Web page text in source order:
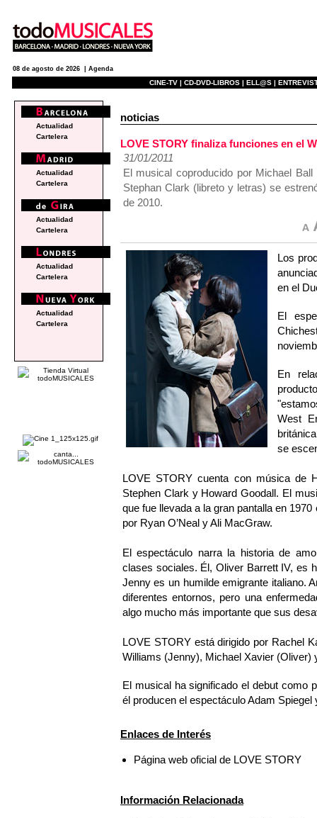
08 de agosto de 2026 | Agenda
CINE-TV | CD-DVD-LIBROS | ELL@S |
noticias
LOVE STORY finaliza funciones en el
31/01/2011
El musical coproducido por Michael
Stephan Clark (libreto y letras) se
de 2010.
Los
en el
El
En
West
se
LOVE STORY cuenta con música de
Stephen Clark y Howard Goodall. El
que fue llevada a la gran pantalla en
por Ryan O’Neal y Ali MacGraw.
El espectáculo narra la historia de
clases sociales. Él, Oliver Barrett IV, es
Jenny es un humilde emigrante italiano.
diferentes entornos, pero una
algo mucho más importante que sus
LOVE STORY está dirigido por Rachel
Williams (Jenny), Michael Xavier (Oliver)
El musical ha significado el debut como
él producen el espectáculo Adam Spiegel
Enlaces de Interés
Página web oficial de LOVE STORY
Información Relacionada
Actualidad
Cartelera
Actualidad
Cartelera
Actualidad
Cartelera
Actualidad
Cartelera
Actualidad
Cartelera